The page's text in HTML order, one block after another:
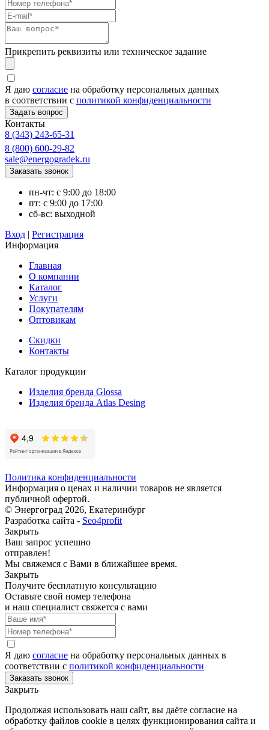
Прикрепить реквизиты или техническое задание
Я даю согласие на обработку персональных данных
в соответствии с политикой конфиденциальности
Контакты
8 (343) 243-65-31
8 (800) 600-29-82
sale@energogradek.ru
пн-чт: с 9:00 до 18:00
пт: с 9:00 до 17:00
сб-вс: выходной
Вход | Регистрация
Информация
Главная
О компании
Каталог
Услуги
Покупателям
Оптовикам
Скидки
Контакты
Каталог продукции
Изделия бренда Glossa
Изделия бренда Atlas Desing
Политика конфиденциальности
Информация о ценах и наличии товаров не является
публичной офертой.
© Энергоград 2026, Екатеринбург
Разработка сайта - Seo4profit
Закрыть
Ваш запрос успешно
отправлен!
Мы свяжемся с Вами в ближайшее время.
Закрыть
Получите бесплатную консультацию
Оставьте свой номер телефона
и наш специалист свяжется с вами
Я даю согласие на обработку персональных данных в
соответствии с политикой конфиденциальности
Закрыть
Продолжая использовать наш сайт, вы даёте согласие на
обработку файлов cookie в целях функционирования сайта и